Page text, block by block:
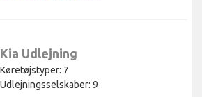
Kia Udlejning
Køretøjstyper: 7
Udlejningsselskaber: 9